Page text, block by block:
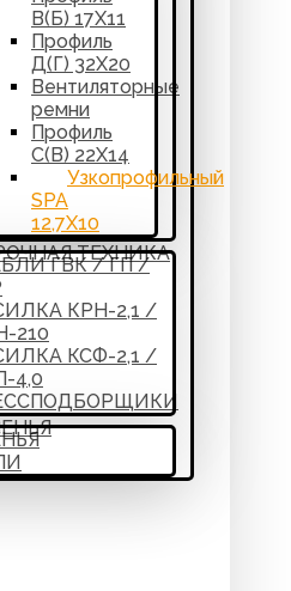
В(Б) 17Х11
Профиль
Д(Г) 32Х20
Вентиляторные
ремни
Профиль
С(В) 22Х14
Узкопрофильный
SPA
12,7Х10
ТЕХНИКА
ГВК / ГП /
КРН-2,1 /
210
КСФ-2,1 /
4,0